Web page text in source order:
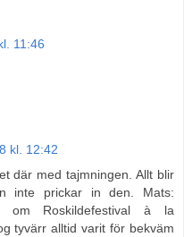
11:46
kl. 12:42
där med tajmningen. Allt blir
inte prickar in den. Mats:
om Roskildefestival à la
tyvärr alltid varit för bekväm